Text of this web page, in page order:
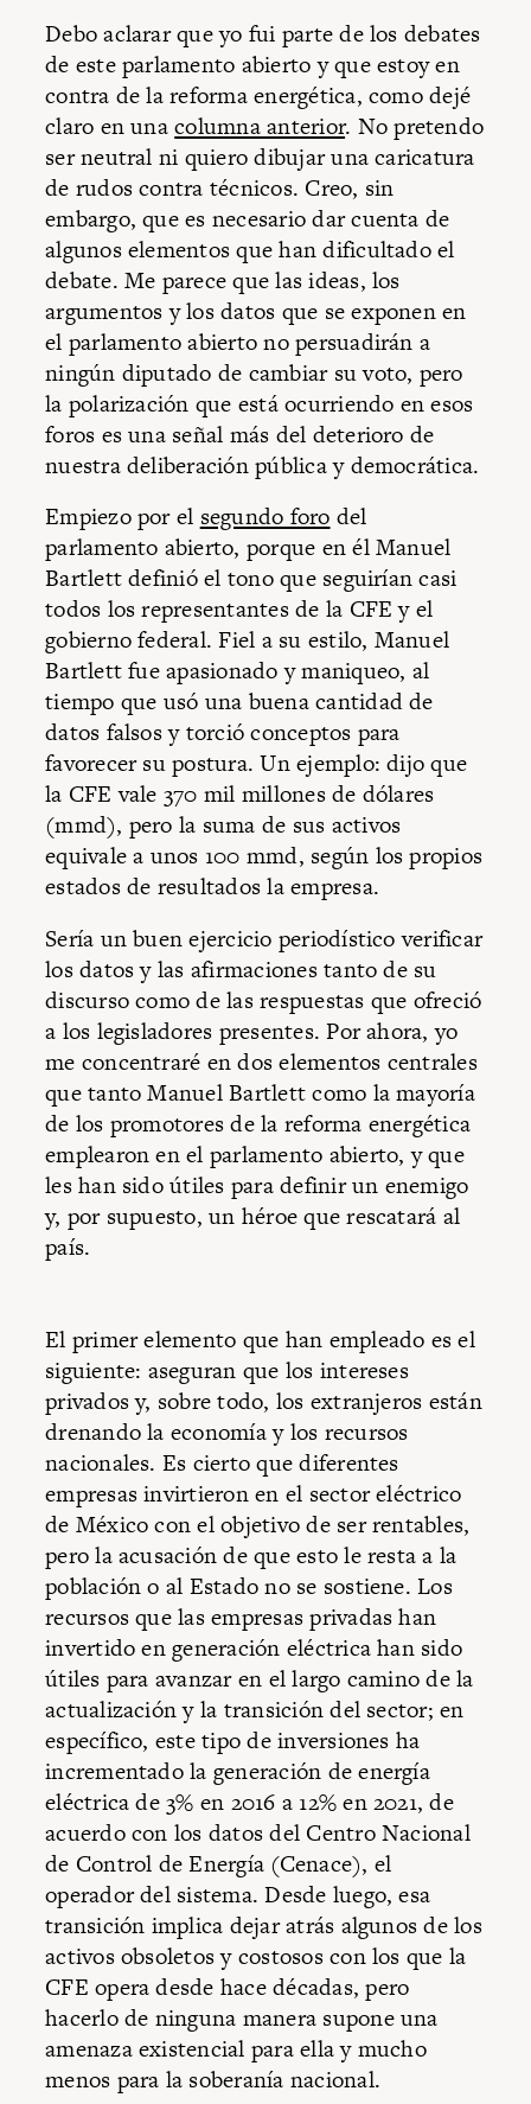
Debo aclarar que yo fui parte de los debates
de este parlamento abierto y que estoy en
contra de la reforma energética, como dejé
claro en unacolumna anterior. No pretendo
ser neutral ni quiero dibujar una caricatura
de rudos contra técnicos. Creo, sin
embargo, que es necesario dar cuenta de
algunos elementos que han dificultado el
debate. Me parece que las ideas, los
argumentos y los datos que se exponen en
el parlamento abierto no persuadirán a
ningún diputado de cambiar su voto, pero
la polarización que está ocurriendo en esos
foros es una señal más del deterioro de
nuestra deliberación pública y democrática.
Empiezo por el segundo foro del
parlamento abierto, porque en él Manuel
Bartlett definió el tono que seguirían casi
todos los representantes de la CFE y el
gobierno federal. Fiel a su estilo, Manuel
Bartlett fue apasionado y maniqueo, al
tiempo que usó una buena cantidad de
datos falsos y torció conceptos para
favorecer su postura. Un ejemplo: dijo que
la CFE vale 370 mil millones de dólares
(mmd), pero la suma de sus activos
equivale a unos 100 mmd, según los propios
estados de resultados la empresa.
Sería un buen ejercicio periodístico verificar
los datos y las afirmaciones tanto de su
discurso como de las respuestas que ofreció
a los legisladores presentes. Por ahora, yo
me concentraré en dos elementos centrales
que tanto Manuel Bartlett como la mayoría
de los promotores de la reforma energética
emplearon en el parlamento abierto, y que
les han sido útiles para definir un enemigo
y, por supuesto, un héroe que rescatará al
país.
El primer elemento que han empleado es el
siguiente: aseguran que los intereses
privados y, sobre todo, los extranjeros están
drenando la economía y los recursos
nacionales. Es cierto que diferentes
empresas invirtieron en el sector eléctrico
de México con el objetivo de ser rentables,
pero la acusación de que esto le resta a la
población o al Estado no se sostiene. Los
recursos que las empresas privadas han
invertido en generación eléctrica han sido
útiles para avanzar en el largo camino de la
actualización y la transición del sector; en
específico, este tipo de inversiones ha
incrementado la generación de energía
eléctrica de 3% en 2016 a 12% en 2021, de
acuerdo con los datos del Centro Nacional
de Control de Energía (Cenace), el
operador del sistema. Desde luego, esa
transición implica dejar atrás algunos de los
activos obsoletos y costosos con los que la
CFE opera desde hace décadas, pero
hacerlo de ninguna manera supone una
amenaza existencial para ella y mucho
menos para la soberanía nacional.